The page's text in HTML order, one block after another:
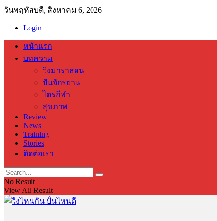
วันพฤหัสบดี, สิงหาคม 6, 2026
Login
หน้าแรก
บทความ
วิ่งมาราธอน
ปั่นจักรยาน
ไตรกีฬา
สุขภาพ
Review
News
Training
Stories
ติดต่อเรา
No Result
View All Result